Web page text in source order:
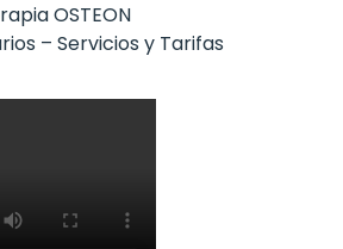
OSTEON
– Servicios y Tarifas